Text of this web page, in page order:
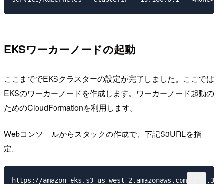
EKSワーカーノードの起動
ここまででEKSクラスターの設定が完了しました。ここでは
EKSのワーカーノードを作成します。ワーカーノード起動の
ためのCloudFormationを利用します。
Webコンソールからスタックの作成で、下記S3URLを指
定。